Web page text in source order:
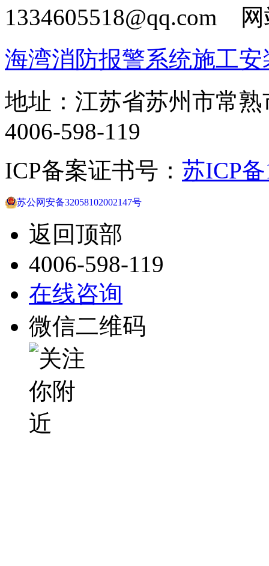
1334605518@qq.com
海湾消防报警系统施工
地址：江苏省苏州市常
4006-598-119
ICP备案证书号： 苏ICP
苏公网安备32058102002147号
返回顶部
4006-598-119
在线咨询
微信二维码